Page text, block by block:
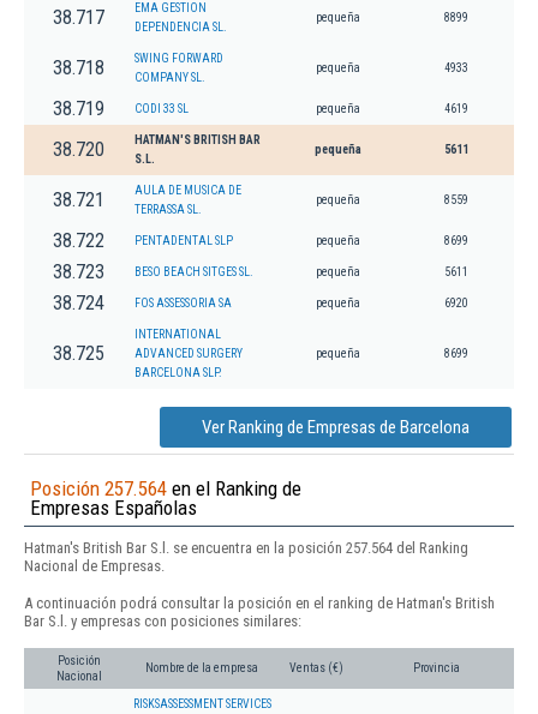
38.717
EMA GESTION
DEPENDENCIA SL.
pequeña 8899
38.718
SWING FORWARD
COMPANY SL.
pequeña 4933
38.719 CODI 33 SL pequeña 4619
38.720
HATMAN'S BRITISH BAR
S.L.
pequeña 5611
38.721
AULA DE MUSICA DE
TERRASSA SL.
pequeña 8559
38.722 PENTADENTAL SLP pequeña 8699
38.723 BESO BEACH SITGES SL. pequeña 5611
38.724 FOS ASSESSORIA SA pequeña 6920
38.725
INTERNATIONAL
ADVANCED SURGERY
BARCELONA SLP.
pequeña 8699
Ver Ranking de Empresas de Barcelona
Posición 257.564 en el Ranking de
Empresas Españolas
Hatman's British Bar S.l. se encuentra en la posición 257.564 del Ranking
Nacional de Empresas.
A continuación podrá consultar la posición en el ranking de Hatman's British
Bar S.l. y empresas con posiciones similares:
Posición
Nacional
Nombre de la empresa Ventas (€) Provincia
RISKSASSESSMENT SERVICES